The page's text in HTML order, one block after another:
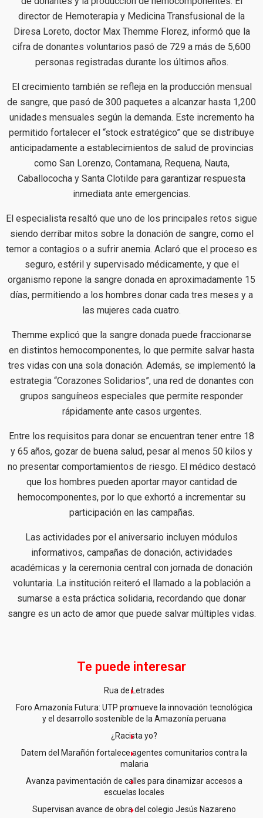
director de Hemoterapia y Medicina Transfusional de la
Diresa Loreto, doctor Max Themme Florez, informó que la
cifra de donantes voluntarios pasó de 729 a más de 5,600
personas registradas durante los últimos años.
El crecimiento también se refleja en la producción mensual
de sangre, que pasó de 300 paquetes a alcanzar hasta 1,200
unidades mensuales según la demanda. Este incremento ha
permitido fortalecer el “stock estratégico” que se distribuye
anticipadamente a establecimientos de salud de provincias
como San Lorenzo, Contamana, Requena, Nauta,
Caballococha y Santa Clotilde para garantizar respuesta
inmediata ante emergencias.
El especialista resaltó que uno de los principales retos sigue
siendo derribar mitos sobre la donación de sangre, como el
temor a contagios o a sufrir anemia. Aclaró que el proceso es
seguro, estéril y supervisado médicamente, y que el
organismo repone la sangre donada en aproximadamente 15
días, permitiendo a los hombres donar cada tres meses y a
las mujeres cada cuatro.
Themme explicó que la sangre donada puede fraccionarse
en distintos hemocomponentes, lo que permite salvar hasta
tres vidas con una sola donación. Además, se implementó la
estrategia “Corazones Solidarios”, una red de donantes con
grupos sanguíneos especiales que permite responder
rápidamente ante casos urgentes.
Entre los requisitos para donar se encuentran tener entre 18
y 65 años, gozar de buena salud, pesar al menos 50 kilos y
no presentar comportamientos de riesgo. El médico destacó
que los hombres pueden aportar mayor cantidad de
hemocomponentes, por lo que exhortó a incrementar su
participación en las campañas.
Las actividades por el aniversario incluyen módulos
informativos, campañas de donación, actividades
académicas y la ceremonia central con jornada de donación
voluntaria. La institución reiteró el llamado a la población a
sumarse a esta práctica solidaria, recordando que donar
sangre es un acto de amor que puede salvar múltiples vidas.
Te puede interesar
Rua de Letrades
Foro Amazonía Futura: UTP promueve la innovación tecnológica
y el desarrollo sostenible de la Amazonía peruana
¿Racista yo?
Datem del Marañón fortalece agentes comunitarios contra la
malaria
Avanza pavimentación de calles para dinamizar accesos a
escuelas locales
Supervisan avance de obra del colegio Jesús Nazareno